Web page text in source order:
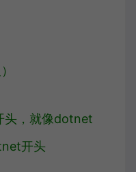
头，就像dotnet
开头